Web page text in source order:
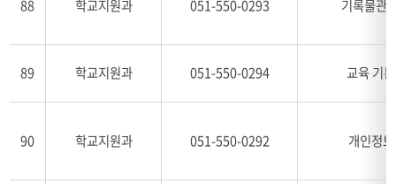
88 학교지원과 051-550-0293 기록물관
89 학교지원과 051-550-0294 교육 기
90 학교지원과 051-550-0292 개인정